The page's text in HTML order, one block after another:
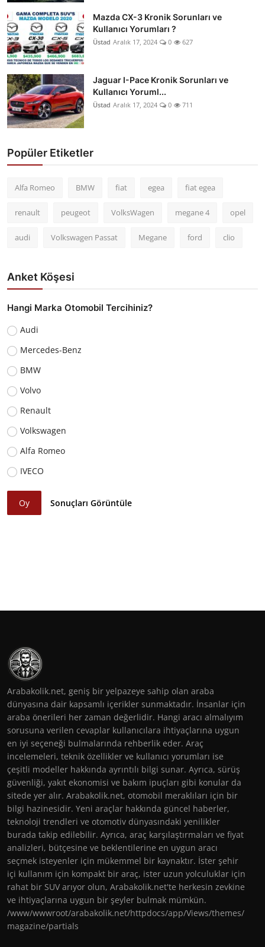
Mazda CX-3 Kronik Sorunları ve
Kullanıcı Yorumları ?
Üstad Aralık 17, 2024 0 627
Jaguar I-Pace Kronik Sorunları ve
Kullanıcı Yoruml...
Üstad Aralık 17, 2024 0 711
Popüler Etiketler
Alfa Romeo BMW fiat egea fiat egea
renault peugeot VolksWagen megane 4 opel
audi Volkswagen Passat Megane ford clio
Anket Köşesi
Hangi Marka Otomobil Tercihiniz?
Audi
Mercedes-Benz
BMW
Volvo
Renault
Volkswagen
Alfa Romeo
IVECO
Oy Sonuçları Görüntüle
Arabakolik.net, geniş bir yelpazeye sahip olan araba
dünyasına dair kapsamlı içerikler sunmaktadır. İnsanlar için
araba önerileri her zaman değerlidir. Hangi aracı almalıyım
sorusuna verilen cevaplar kullanıcılara ihtiyaçlarına uygun
en iyi seçeneği bulmalarında rehberlik eder. Araç
incelemeleri, teknik özellikler ve kullanıcı yorumları ise
çeşitli modeller hakkında ayrıntılı bilgi sunar. Ayrıca, sürüş
güvenliği, yakıt ekonomisi ve bakım ipuçları gibi konular da
sitede yer alır. Arabakolik.net, otomobil meraklıları için bir
bilgi hazinesidir. Yeni araçlar hakkında güncel haberler,
teknoloji trendleri ve otomotiv dünyasındaki yenilikler
burada takip edilebilir. Ayrıca, araç karşılaştırmaları ve fiyat
analizleri, bütçesine ve beklentilerine en uygun aracı
seçmek isteyenler için mükemmel bir kaynaktır. İster şehir
içi kullanım için kompakt bir araç, ister uzun yolculuklar için
rahat bir SUV arıyor olun, Arabakolik.net'te herkesin zevkine
ve ihtiyaçlarına uygun bir şeyler bulmak mümkün.
/www/wwwroot/arabakolik.net/httpdocs/app/Views/themes/
magazine/partials